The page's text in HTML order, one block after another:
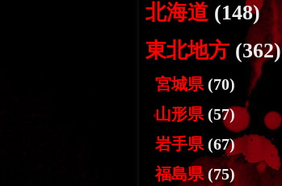
北海道(148)
東北地方 (362)
宮城県 (70)
山形県 (57)
岩手県 (67)
福島県 (75)